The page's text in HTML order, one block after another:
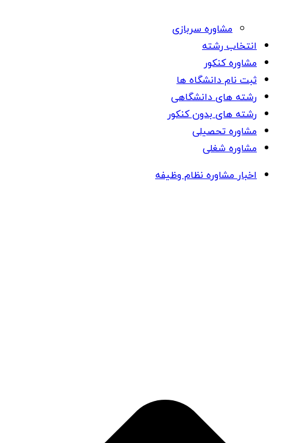
مشاوره سربازی
انتخاب رشته
مشاوره کنکور
ثبت نام دانشگاه ها
رشته های دانشگاهی
رشته های بدون کنکور
مشاوره تحصیلی
مشاوره شغلی
اخبار مشاوره نظام وظیفه